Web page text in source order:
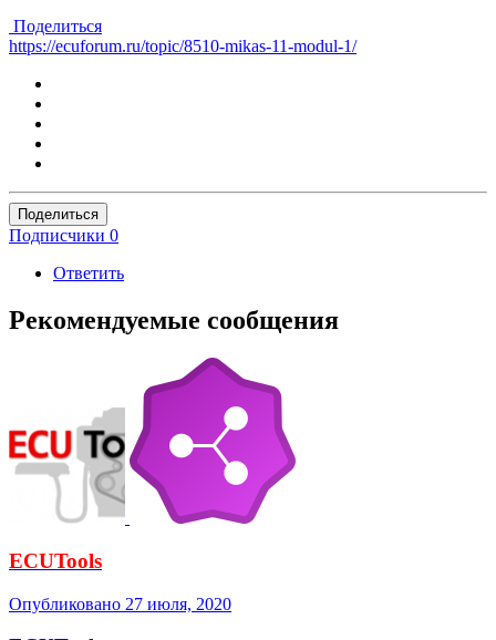
Поделиться
https://ecuforum.ru/topic/8510-mikas-11-modul-1/
Поделиться
Подписчики 0
Ответить
Рекомендуемые сообщения
ECUTools
Опубликовано 27 июля, 2020